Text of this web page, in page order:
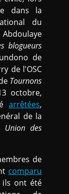
dans la
du
blogueurs
de
de l'OSC
Tournons
octobre,
arrêtées,
de la
Union des
de
comparu
ils ont été